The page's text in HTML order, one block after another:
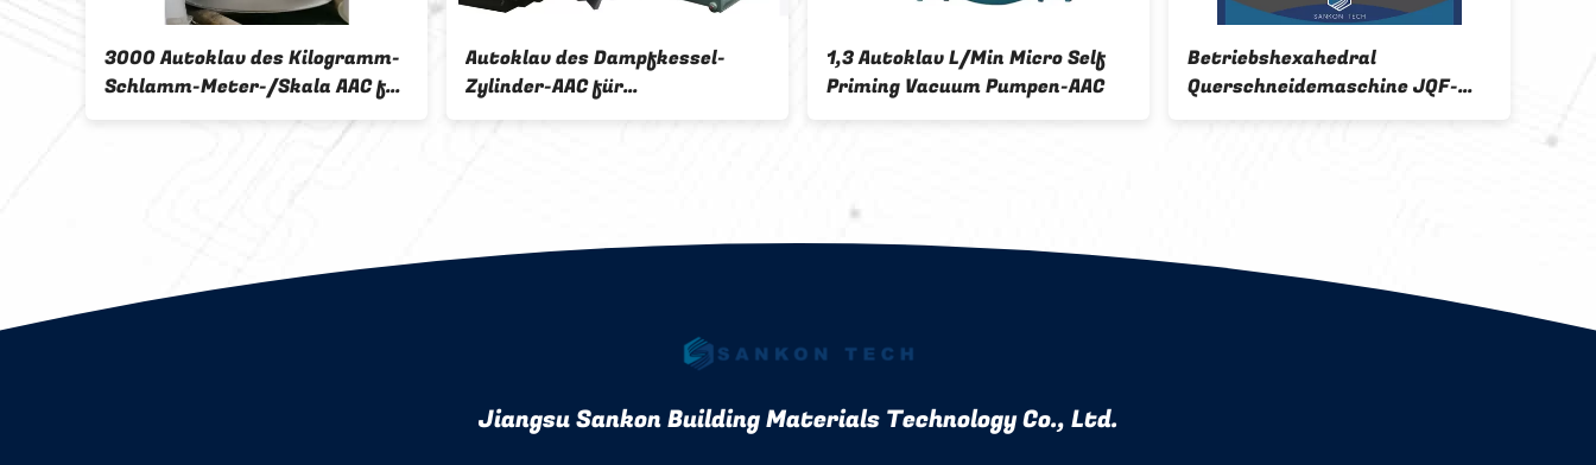
3000 Autoklav des Kilogramm-
Schlamm-Meter-/Skala AAC für
das Pulver-Messen
Autoklav des Dampfkessel-
Zylinder-AAC für
Stromerzeugung
1,3 Autoklav L/Min Micro Self
Priming Vacuum Pumpen-AAC
Betriebshexahedral
Querschneidemaschine JQF-
Reihen-AAC
Jiangsu Sankon Building Materials Technology Co., Ltd.